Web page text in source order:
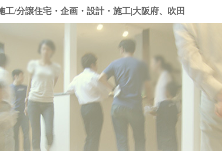
/分譲住宅・企画・設計・施工|大阪府、吹田